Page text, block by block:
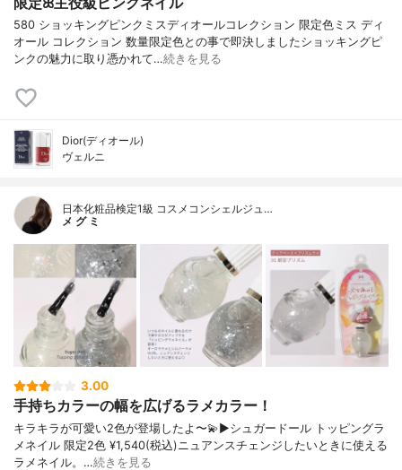
580 ショッキングピンクミスディオールコレクション 限定色ミス ディ
オール コレクション 数量限定色との事で即決しましたショッキングピ
ンクの魅力に取り憑かれて…続きを見る
Dior(ディオール)
ヴェルニ
日本化粧品検定1級 コスメコンシェルジュ…
メ グ ミ
3.00
手持ちカラーの幅を広げるラメカラー！
キラキラが可愛い2色が登場したよ〜💫▶︎シュガードール トッピングラ
メネイル 限定2色 ¥1,540(税込)ニュアンスチェンジしたいときに使える
ラメネイル。…続きを見る